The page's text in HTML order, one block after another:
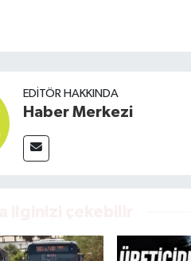
EDITÖR HAKKINDA
Haber Merkezi